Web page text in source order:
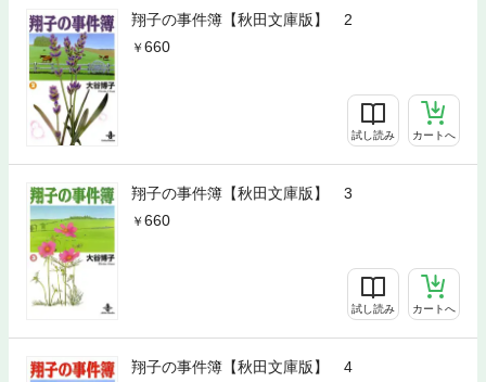
翔子の事件簿【秋田文庫版】 2
660
試し読み カートへ
翔子の事件簿【秋田文庫版】 3
660
試し読み カートへ
翔子の事件簿【秋田文庫版】 4